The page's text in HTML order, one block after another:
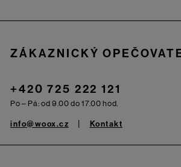
ZÁKAZNICKÝ
+420 725 222 121
Po – Pá: od 9.00 do 17.00 hod.
info@woox.cz Kontakt